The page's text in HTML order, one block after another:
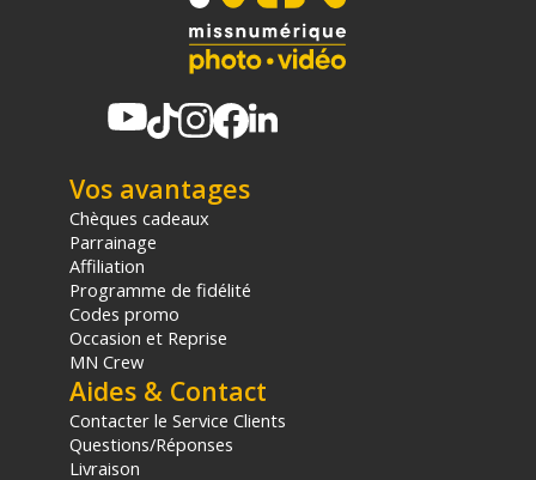
sur les produits de moins de 1m et moins de 20Kg.
(2) Nombre de points Fidélité estimés, hors remises au panier, basé
Vos avantages
Chèques cadeaux
Parrainage
Affiliation
Programme de fidélité
Codes promo
Occasion et Reprise
MN Crew
Aides & Contact
Contacter le Service Clients
Questions/Réponses
Livraison